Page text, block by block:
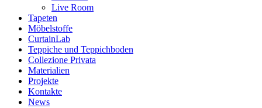
Live Room
Tapeten
Möbelstoffe
CurtainLab
Teppiche und Teppichboden
Collezione Privata
Materialien
Projekte
Kontakte
News